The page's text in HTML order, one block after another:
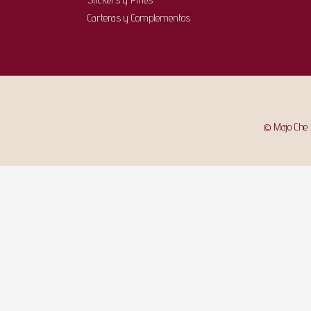
Carteras y Complementos
© Majo